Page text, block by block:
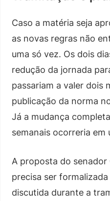
Caso a matéria seja
as novas regras não
uma só vez. Os dois
redução da jornada
passariam a valer dois
publicação da norma
Já a mudança
semanais ocorreria em
A proposta do senador
precisa ser
discutida durante a